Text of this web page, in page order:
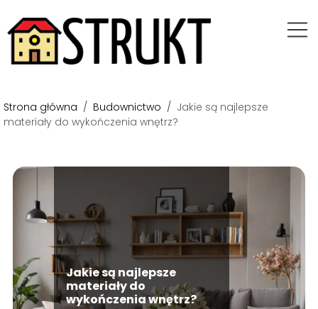
Strona główna / Budownictwo / Jakie są najlepsze
materiały do wykończenia wnętrz?
Jakie są najlepsze
materiały do
wykończenia wnętrz?